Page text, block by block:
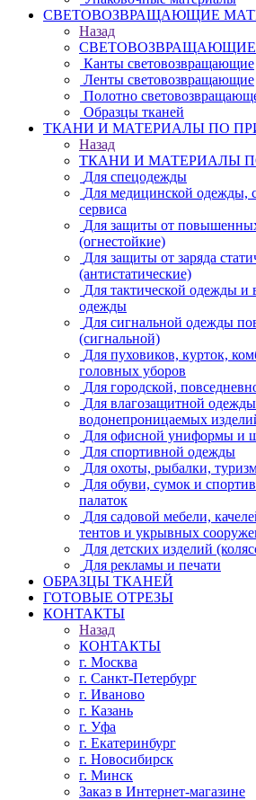
СВЕТОВОЗВРАЩАЮЩИЕ
Назад
Канты световозвращающие
Ленты световозвращающие
Полотно
Образцы тканей
ТКАНИ И МАТЕРИАЛЫ ПО
Назад
ТКАНИ И МАТЕРИАЛЫ
Для спецодежды
Для медицинской одежды,
сервиса
Для защиты от
(огнестойкие)
Для защиты от заряда
(антистатические)
Для тактической одежды и
одежды
Для сигнальной одежды
(сигнальной)
Для пуховиков, курток,
головных уборов
Для городской,
Для влагозащитной
водонепроницаемых
Для офисной униформы и
Для спортивной одежды
Для охоты, рыбалки,
Для обуви, сумок и
палаток
Для садовой мебели,
тентов и укрывных
Для детских изделий
Для рекламы и печати
ОБРАЗЦЫ ТКАНЕЙ
ГОТОВЫЕ ОТРЕЗЫ
КОНТАКТЫ
Назад
КОНТАКТЫ
г. Москва
г. Санкт-Петербург
г. Иваново
г. Казань
г. Уфа
г. Екатеринбург
г. Новосибирск
г. Минск
Заказ в Интернет-магазине